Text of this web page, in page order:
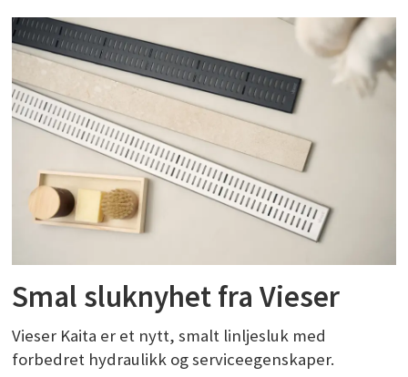
Smal sluknyhet fra Vieser
Vieser Kaita er et nytt, smalt linljesluk med
forbedret hydraulikk og serviceegenskaper.